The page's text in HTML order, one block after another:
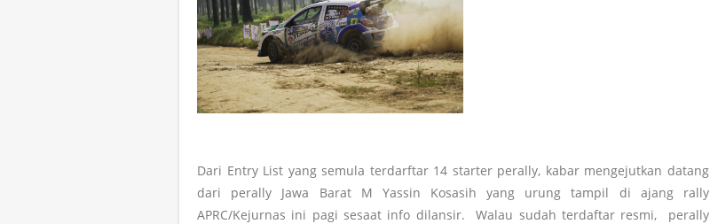
Dari Entry List yang semula terdarftar 14 starter perally, kabar mengejutkan datang
dari perally Jawa Barat M Yassin Kosasih yang urung tampil di ajang rally
APRC/Kejurnas ini pagi sesaat info dilansir. Walau sudah terdaftar resmi, perally